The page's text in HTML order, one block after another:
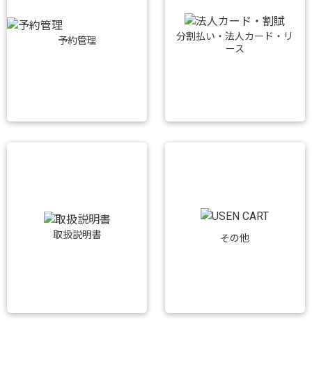
予約管理
分割払い・法人カード・リ
ース
取扱説明書 その他